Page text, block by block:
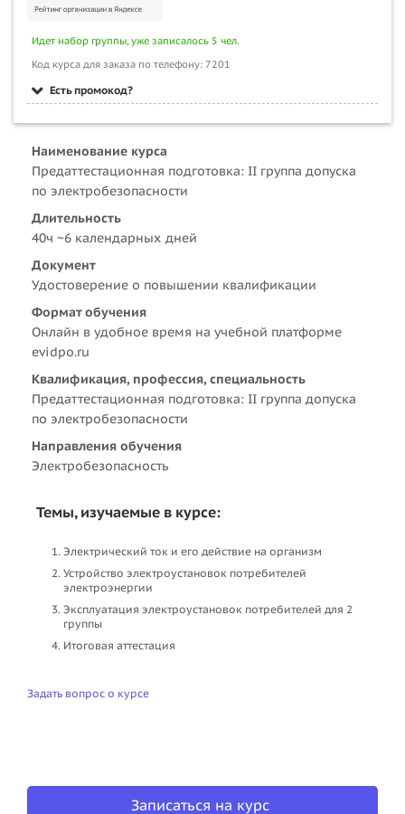
Идет набор группы, уже записалось 5 чел.
Код курса для заказа по телефону: 7201
Есть промокод?
Наименование курса
Предаттестационная подготовка: II группа допуска
по электробезопасности
Длительность
40ч ~6 календарных дней
Документ
Удостоверение о повышении квалификации
Формат обучения
Онлайн в удобное время на учебной платформе
evidpo.ru
Квалификация, профессия, специальность
Предаттестационная подготовка: II группа допуска
по электробезопасности
Направления обучения
Электробезопасность
Темы, изучаемые в курсе:
Электрический ток и его действие на организм
Устройство электроустановок потребителей
электроэнергии
Эксплуатация электроустановок потребителей для 2
группы
Итоговая аттестация
Задать вопрос о курсе
Записаться на курс